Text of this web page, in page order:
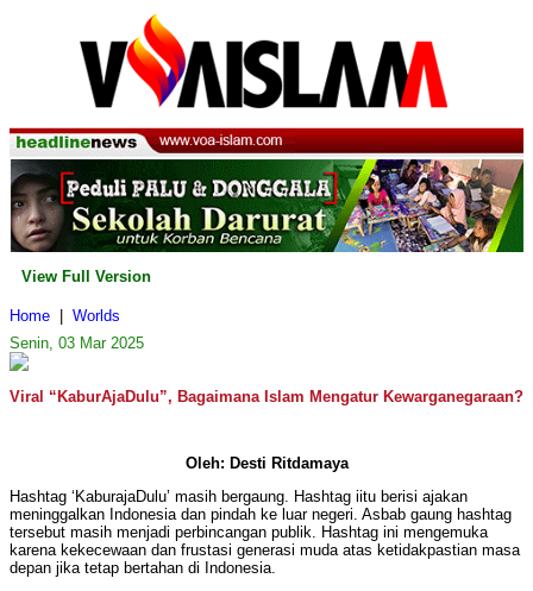
View Full Version
Home
Worlds
Senin, 03 Mar 2025
Viral “KaburAjaDulu”, Bagaimana Islam Mengatur Kewarganegaraan?
Oleh: Desti Ritdamaya
Hashtag ‘KaburajaDulu’ masih bergaung. Hashtag iitu berisi ajakan
meninggalkan Indonesia dan pindah ke luar negeri. Asbab gaung hashtag
tersebut masih menjadi perbincangan publik. Hashtag ini mengemuka
karena kekecewaan dan frustasi generasi muda atas ketidakpastian masa
depan jika tetap bertahan di Indonesia.